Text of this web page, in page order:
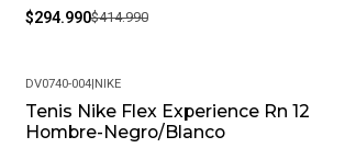
$294.990$414.990
-4%
DV0740-004|NIKE
Tenis Nike Flex Experience Rn 12
Hombre-Negro/Blanco